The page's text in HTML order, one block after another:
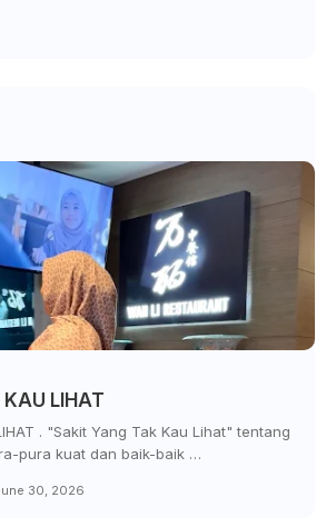
LIHAT
. "Sakit Yang Tak Kau Lihat" tentang
pura kuat dan baik-baik …
30, 2026